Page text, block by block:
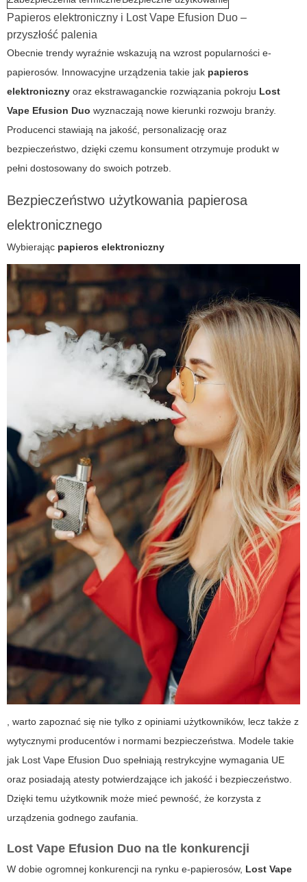
Papieros elektroniczny i Lost Vape Efusion Duo –
przyszłość palenia
Obecnie trendy wyraźnie wskazują na wzrost popularności e-
papierosów. Innowacyjne urządzenia takie jak papieros
elektroniczny oraz ekstrawaganckie rozwiązania pokroju Lost
Vape Efusion Duo wyznaczają nowe kierunki rozwoju branży.
Producenci stawiają na jakość, personalizację oraz
bezpieczeństwo, dzięki czemu konsument otrzymuje produkt w
pełni dostosowany do swoich potrzeb.
Bezpieczeństwo użytkowania papierosa
elektronicznego
Wybierając papieros elektroniczny
, warto zapoznać się nie tylko z opiniami użytkowników, lecz także z
wytycznymi producentów i normami bezpieczeństwa. Modele takie
jak Lost Vape Efusion Duo spełniają restrykcyjne wymagania UE
oraz posiadają atesty potwierdzające ich jakość i bezpieczeństwo.
Dzięki temu użytkownik może mieć pewność, że korzysta z
urządzenia godnego zaufania.
Lost Vape Efusion Duo na tle konkurencji
W dobie ogromnej konkurencji na rynku e-papierosów, Lost Vape